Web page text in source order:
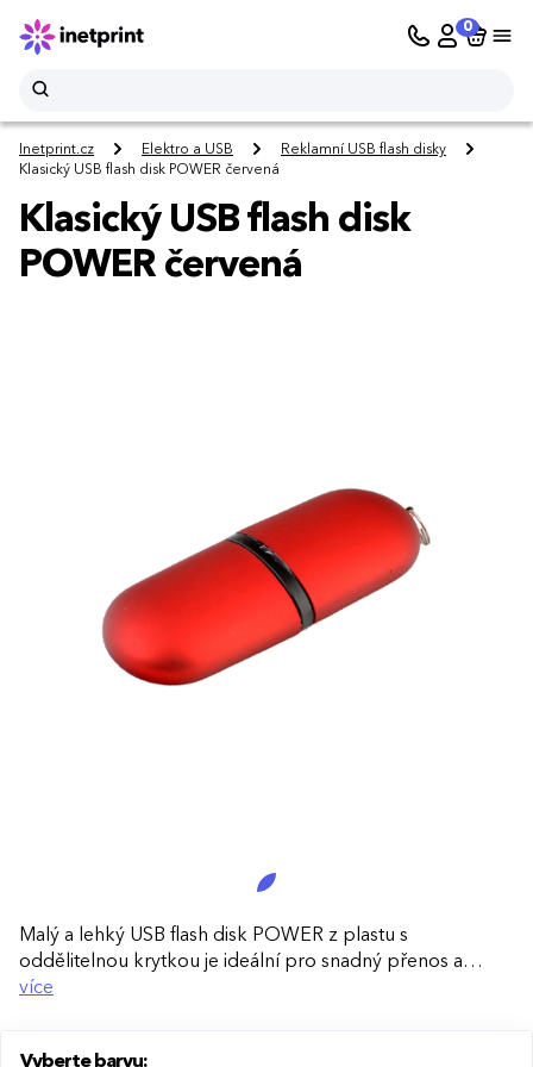
0
Inetprint.cz Elektro a USB
Reklamní USB flash disky
Klasický USB flash disk POWER červená
Klasický USB flash disk
POWER červená
Malý a lehký USB flash disk POWER z plastu s
oddělitelnou krytkou je ideální pro snadný přenos a
ukládání dat. Skvělá volba pro každodenní použití i jako
více
Vyberte barvu: